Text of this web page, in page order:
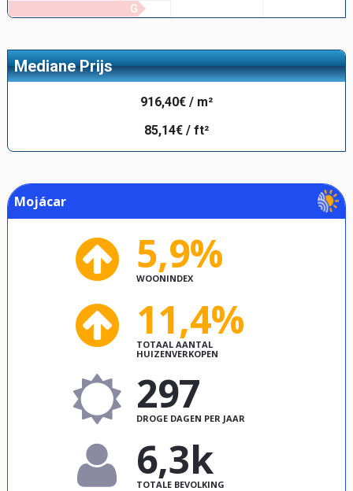
G
Mediane Prijs
916,40€ / m²
85,14€ / ft²
Mojácar
5,9%
WOONINDEX
11,4%
TOTAAL AANTAL
HUIZENVERKOPEN
297
DROGE DAGEN PER JAAR
6,3k
TOTALE BEVOLKING